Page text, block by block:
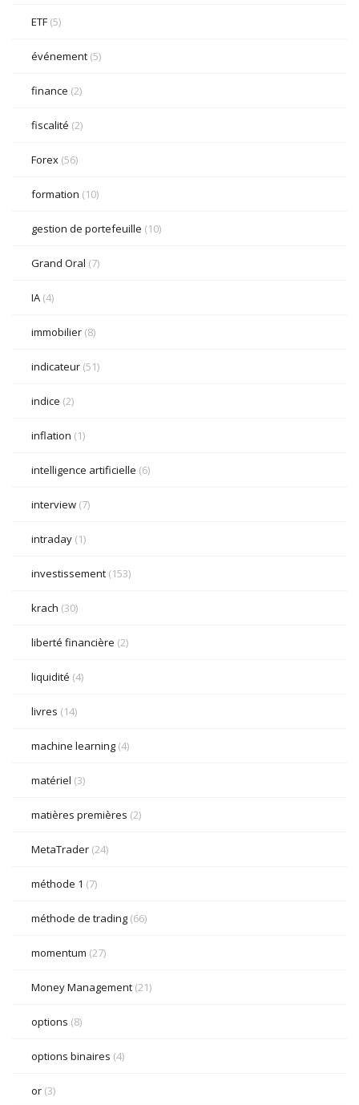
ETF (5)
événement (5)
finance (2)
fiscalité (2)
Forex (56)
formation (10)
gestion de portefeuille (10)
Grand Oral (7)
IA (4)
immobilier (8)
indicateur (51)
indice (2)
inflation (1)
intelligence artificielle (6)
interview (7)
intraday (1)
investissement (153)
krach (30)
liberté financière (2)
liquidité (4)
livres (14)
machine learning (4)
matériel (3)
matières premières (2)
MetaTrader (24)
méthode 1 (7)
méthode de trading (66)
momentum (27)
Money Management (21)
options (8)
options binaires (4)
or (3)